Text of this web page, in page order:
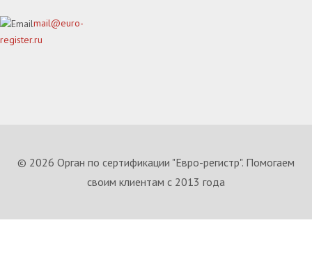
mail@euro-
register.ru
© 2026 Орган по сертификации "Евро-регистр". Помогаем
своим клиентам с 2013 года